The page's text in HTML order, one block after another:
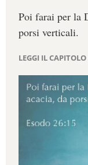
Poi farai per la
porsi verticali.
LEGGI IL